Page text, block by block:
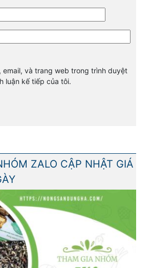
email, và trang web trong trình duyệt
luận kế tiếp của tôi.
ZALO CẬP NHẬT GIÁ